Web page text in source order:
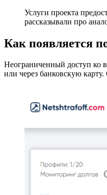
Услуги проекта
рассказывали про
Как появляется
Неограниченный доступ ко
или через банковскую